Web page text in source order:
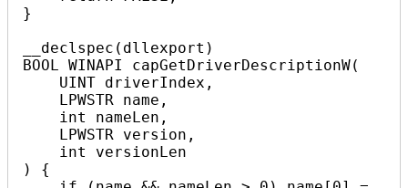
}
__declspec(dllexport)
BOOL WINAPI capGetDriverDescriptionW(
) {